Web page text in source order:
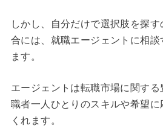
しかし、自分だけで選択肢を探
合には、就職エージェントに相
ます。
エージェントは転職市場に関す
職者一人ひとりのスキルや希望
くれます。